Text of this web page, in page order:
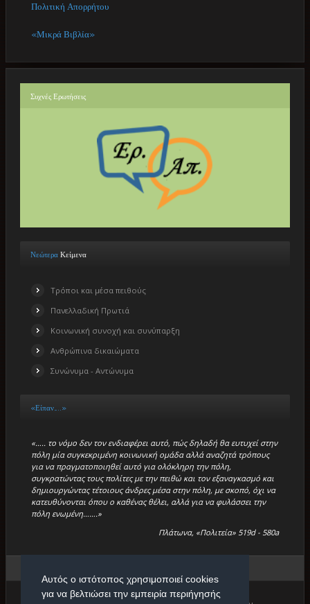
Πολιτική Απορρήτου
«Μικρά Βιβλία»
Συχνές Ερωτήσεις
Νεώτερα Κείμενα
Τρόποι και μέσα πειθούς
Πανελλαδική Πρωτιά
Κοινωνική συνοχή και συνύπαρξη
Ανθρώπινα δικαιώματα
Συνώνυμα - Αντώνυμα
«Είπαν…..»
«….. το νόμο δεν τον ενδιαφέρει αυτό, πώς δηλαδή θα ευτυχεί στην
πόλη μία συγκεκριμένη κοινωνική ομάδα αλλά αναζητά τρόπους
για να πραγματοποιηθεί αυτό για ολόκληρη την πόλη,
συγκρατώντας τους πολίτες με την πειθώ και τον εξαναγκασμό και
δημιουργώντας τέτοιους άνδρες μέσα στην πόλη, με σκοπό, όχι να
κατευθύνονται όπου ο καθένας θέλει, αλλά για να φυλάσσει την
πόλη ενωμένη…….»
Πλάτωνα, «Πολιτεία» 519d - 580a
Αυτός ο ιστότοπος χρησιμοποιεί cookies
για να βελτιώσει την εμπειρία περιήγησής